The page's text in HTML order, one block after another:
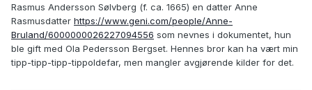
Rasmus Andersson Sølvberg (f. ca. 1665) en datter Anne
Rasmusdatter https://www.geni.com/people/Anne-
Bruland/6000000026227094556 som nevnes i dokumentet, hun
ble gift med Ola Pedersson Bergset. Hennes bror kan ha vært min
tipp-tipp-tipp-tippoldefar, men mangler avgjørende kilder for det.